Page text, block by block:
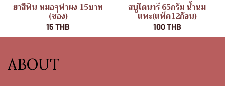
ยาสีฟัน หมอจุฬาผง 15บาท
(ซอง)
15 THB
สบู่ไดนารี 65กรัม น้ำนม
แพะ(แพ็ค12ก้อน)
100 THB
ABOUT